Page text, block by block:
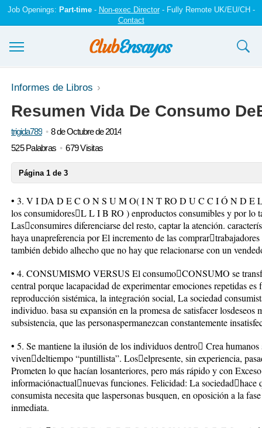
Job Openings: Part-time- Non-exec Director- Fully Remote UK/EU/CH -
Contact
Ensayos y trabajos
Registrarse
Iniciar sesión
Informes de Libros
Resumen Vida De Consumo
trigida789
8 de Octubre de 2014
525 Palabras
679 Visitas
Página 1 de 3
• 3. V I DA D E C O N S U M O( I N T RO D U C C I Ó N D E
los consumidoresL L I B RO ) enproductos consumibles y por lo
Lasconsumires diferenciarse del resto, captar la atención.
haya unapreferencia por El incremento de las
también debido alhecho que no hay que relacionarse con un
• 4. CONSUMISMO VERSUS El consumoCONSUMO se
central porque lacapacidad de experimentar emociones repetidas
reproducción sistémica, la integración social, La sociedad
individuo. basa su expansión en la promesa de satisfacer losdeseos
subsistencia, que las personaspermanezcan constantemente
• 5. Se mantiene la ilusión de los individuos dentro Crea
vivendeltiempo “puntillista”. Loselpresente, sin experiencia,
Prometen lo que hacían losanteriores, pero más rápido y con
informaciónactualnuevas funciones. Felicidad: La sociedadhace
consumista necesita que laspersonas busquen, en oposición a la
inmediata.